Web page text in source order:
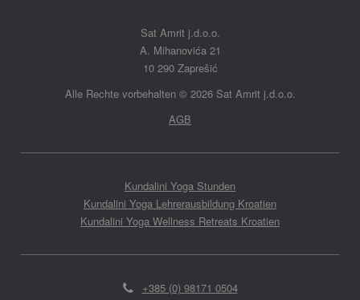
Sat Amrit j.d.o.o.
A. Mihanovića 21
10 290 Zaprešić
Alle Rechte vorbehalten © 2026 Sat Amrit j.d.o.o.
AGB
Kundalini Yoga Stunden
Kundalini Yoga Lehrerausbildung Kroatien
Kundalini Yoga Wellness Retreats Kroatien
+385 (0) 98171 0504